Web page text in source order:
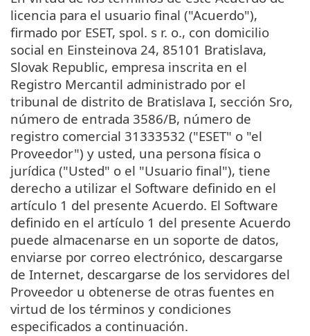
licencia para el usuario final ("Acuerdo"),
firmado por ESET, spol. s r. o., con domicilio
social en Einsteinova 24, 85101 Bratislava,
Slovak Republic, empresa inscrita en el
Registro Mercantil administrado por el
tribunal de distrito de Bratislava I, sección Sro,
número de entrada 3586/B, número de
registro comercial 31333532 ("ESET" o "el
Proveedor") y usted, una persona física o
jurídica ("Usted" o el "Usuario final"), tiene
derecho a utilizar el Software definido en el
artículo 1 del presente Acuerdo. El Software
definido en el artículo 1 del presente Acuerdo
puede almacenarse en un soporte de datos,
enviarse por correo electrónico, descargarse
de Internet, descargarse de los servidores del
Proveedor u obtenerse de otras fuentes en
virtud de los términos y condiciones
especificados a continuación.